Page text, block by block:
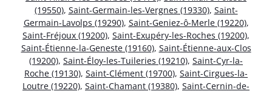
(19550), Saint-Germain-les-Vergnes (19330), Saint-
Germain-Lavolps (19290), Saint-Geniez-ô-Merle (19220),
Saint-Fréjoux (19200), Saint-Exupéry-les-Roches (19200),
Saint-Étienne-la-Geneste (19160), Saint-Étienne-aux-Clos
(19200), Saint-Éloy-les-Tuileries (19210), Saint-Cyr-la-
Roche (19130), Saint-Clément (19700), Saint-Cirgues-la-
Loutre (19220), Saint-Chamant (19380), Saint-Cernin-de-